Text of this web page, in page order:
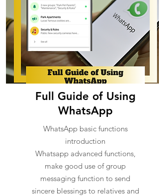
Full Guide of Using
WhatsApp
WhatsApp basic functions
introduction
Whatsapp advanced functions,
make good use of group
messaging function to send
sincere blessings to relatives and